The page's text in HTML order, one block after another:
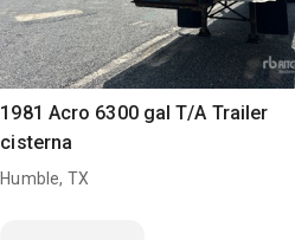
1981 Acro 6300 gal T/A Trailer
cisterna
Humble, TX